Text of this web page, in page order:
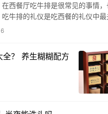
西餐厅吃牛排是很常见的事情
牛排的礼仪是吃西餐的礼仪中
介：吃西餐牛排我们必须了解牛
？ 养生糊糊配方